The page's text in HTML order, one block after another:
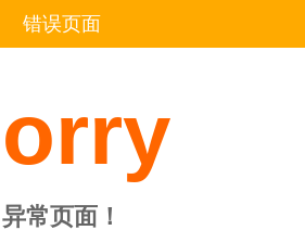
错误页面
异常页面！